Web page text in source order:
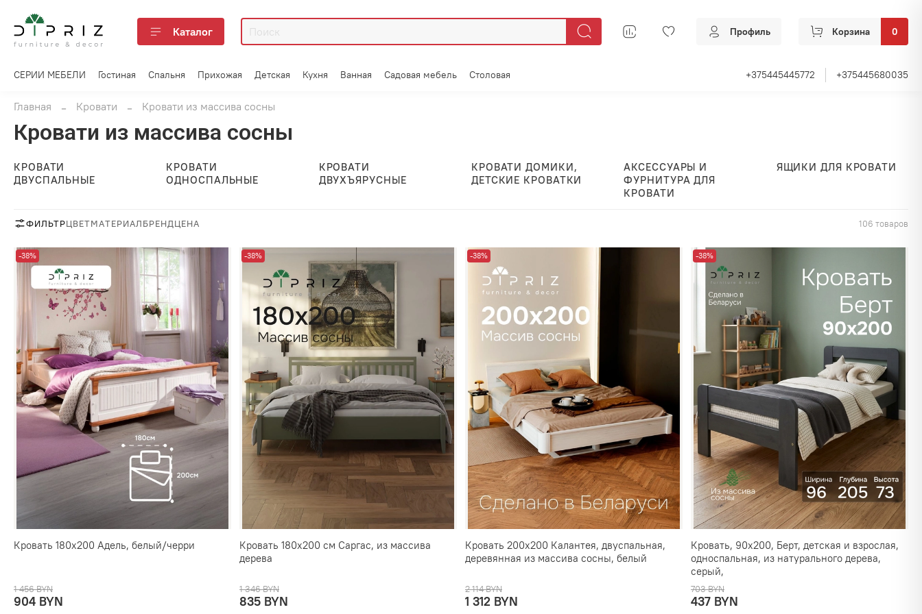
Каталог Профиль Корзина 0
СЕРИИ МЕБЕЛИ Гостиная Спальня Прихожая Детская Кухня Ванная Садовая мебель Столовая +375445445772 +375445680035
Главная Кровати Кровати из массива сосны
Кровати из массива сосны
КРОВАТИ
ДВУСПАЛЬНЫЕ
КРОВАТИ
ОДНОСПАЛЬНЫЕ
КРОВАТИ
ДВУХЪЯРУСНЫЕ
КРОВАТИ ДОМИКИ,
ДЕТСКИЕ КРОВАТКИ
АКСЕССУАРЫ И
ФУРНИТУРА ДЛЯ
КРОВАТИ
ЯЩИКИ ДЛЯ КРОВАТИ
ФИЛЬТРЦВЕТМАТЕРИАЛБРЕНДЦЕНА 106 товаров
-38%
Кровать 180х200 Адель, белый/черри
1 456 BYN
904 BYN
-38%
Кровать 180х200 см Саргас, из массива
дерева
1 346 BYN
835 BYN
-38%
Кровать 200х200 Калантея, двуспальная,
деревянная из массива сосны, белый
2 114 BYN
1 312 BYN
-38%
Кровать, 90х200, Берт, детская и взрослая,
односпальная, из натурального дерева,
серый,
703 BYN
437 BYN